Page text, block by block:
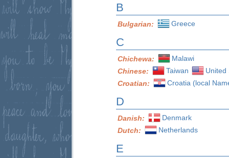
B
Bulgarian: Greece
C
Chichewa:
Malawi
Chinese:
Taiwan
United
Croatian:
Croatia (local
D
Danish:
Denmark
Dutch:
Netherlands
E